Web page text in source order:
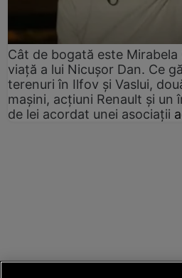
Cât de bogată este
viață a lui Nicușor Dan. Ce
terenuri în Ilfov și Vaslui,
mașini, acțiuni Renault și un
de lei acordat unei asociații